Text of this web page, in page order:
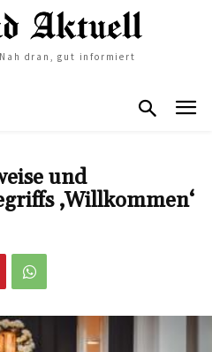
dran, gut informiert
und
‚Willkommen‘